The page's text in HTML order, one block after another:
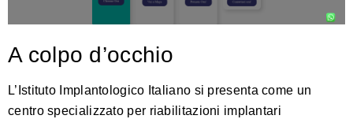
A colpo d’occhio
L’Istituto Implantologico Italiano si presenta come un
centro specializzato per riabilitazioni implantari